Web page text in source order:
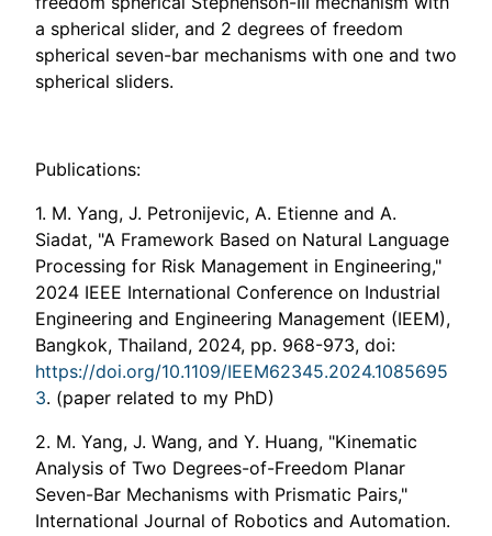
a spherical slider, and 2 degrees of freedom
spherical seven-bar mechanisms with one and two
spherical sliders.
Publications:
1. M. Yang, J. Petronijevic, A. Etienne and A.
Siadat, "A Framework Based on Natural Language
Processing for Risk Management in Engineering,"
2024 IEEE International Conference on Industrial
Engineering and Engineering Management (IEEM),
Bangkok, Thailand, 2024, pp. 968-973, doi:
https://doi.org/10.1109/IEEM62345.2024.1085695
3. (paper related to my PhD)
2. M. Yang, J. Wang, and Y. Huang, "Kinematic
Analysis of Two Degrees-of-Freedom Planar
Seven-Bar Mechanisms with Prismatic Pairs,"
International Journal of Robotics and Automation.